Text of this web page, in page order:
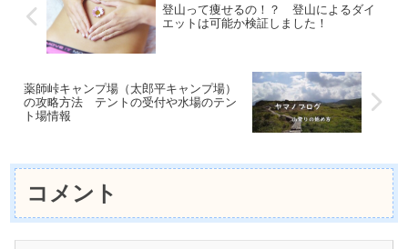
登山って痩せるの！？ 登山によるダイ
エットは可能か検証しました！
薬師峠キャンプ場（太郎平キャンプ場）
の攻略方法 テントの受付や水場のテン
ト場情報
コメント